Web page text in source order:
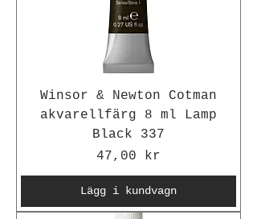
Winsor & Newton Cotman
akvarellfärg 8 ml Lamp
Black 337
Pris
47,00 kr
Lägg i kundvagn